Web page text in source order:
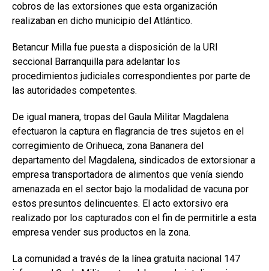
cobros de las extorsiones que esta organización
realizaban en dicho municipio del Atlántico.
Betancur Milla fue puesta a disposición de la URI
seccional Barranquilla para adelantar los
procedimientos judiciales correspondientes por parte de
las autoridades competentes.
De igual manera, tropas del Gaula Militar Magdalena
efectuaron la captura en flagrancia de tres sujetos en el
corregimiento de Orihueca, zona Bananera del
departamento del Magdalena, sindicados de extorsionar a
empresa transportadora de alimentos que venía siendo
amenazada en el sector bajo la modalidad de vacuna por
estos presuntos delincuentes. El acto extorsivo era
realizado por los capturados con el fin de permitirle a esta
empresa vender sus productos en la zona.
La comunidad a través de la línea gratuita nacional 147